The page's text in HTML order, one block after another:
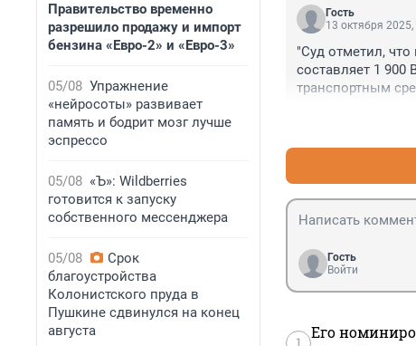
Правительство временно
разрешило продажу и импорт
бензина «Евро-2» и «Евро-3»
05/08 Упражнение
«нейросоты» развивает
память и бодрит мозг лучше
эспрессо
05/08 «Ъ»: Wildberries
готовится к запуску
собственного мессенджера
05/08
Срок
благоустройства
Колонистского пруда в
Пушкине сдвинулся на конец
августа
Гость
13 октября
"Суд отметил,
составляет 1 900
транспортным
быть штраф, но
обратиться к
Гость
Войти
Его